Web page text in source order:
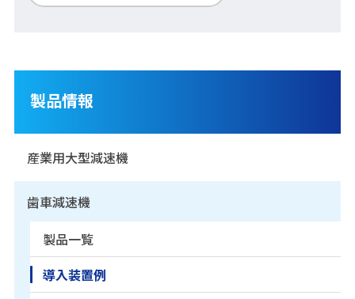
製品情報
産業用大型減速機
歯車減速機
製品一覧
導入装置例